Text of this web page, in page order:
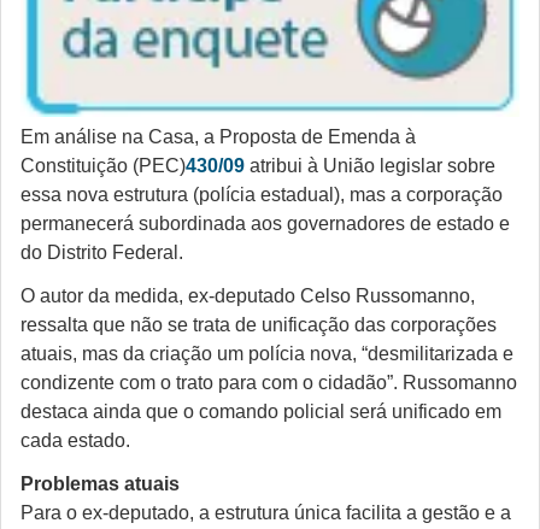
Em análise na Casa, a Proposta de Emenda à
Constituição (PEC)430/09 atribui à União legislar sobre
essa nova estrutura (polícia estadual), mas a corporação
permanecerá subordinada aos governadores de estado e
do Distrito Federal.
O autor da medida, ex-deputado Celso Russomanno,
ressalta que não se trata de unificação das corporações
atuais, mas da criação um polícia nova, “desmilitarizada e
condizente com o trato para com o cidadão”. Russomanno
destaca ainda que o comando policial será unificado em
cada estado.
Problemas atuais
Para o ex-deputado, a estrutura única facilita a gestão e a